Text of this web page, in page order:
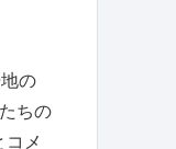
の
ちの
コメ